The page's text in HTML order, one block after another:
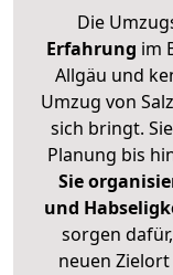
Die
Erfahrung im
Allgäu und
Umzug von
sich bringt.
Planung bis
Sie
und
sorgen
neuen